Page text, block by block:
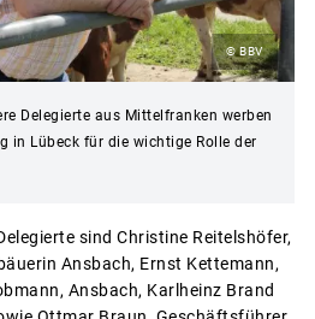
© BBV
Delegierte aus Mittelfranken werben
in Lübeck für die wichtige Rolle der
sind Christine Reitelshöfer,
Ansbach, Ernst Kettemann,
Ansbach, Karlheinz Brand